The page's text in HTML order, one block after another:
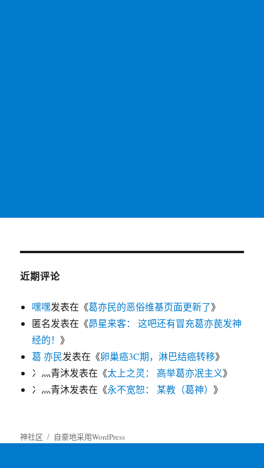
近期评论
嘿嘿发表在《葛亦民的恶俗维基页面更新了》
匿名发表在《昴星来客： 这吧还有冒充葛亦苠发神
经的！》
葛 亦民发表在《卵巢癌3C期，淋巴结癌转移》
冫灬青沐发表在《太上之灵： 高举葛亦冺主义》
冫灬青沐发表在《永不宽恕： 某教（葛神）》
神社区 自豪地采用WordPress